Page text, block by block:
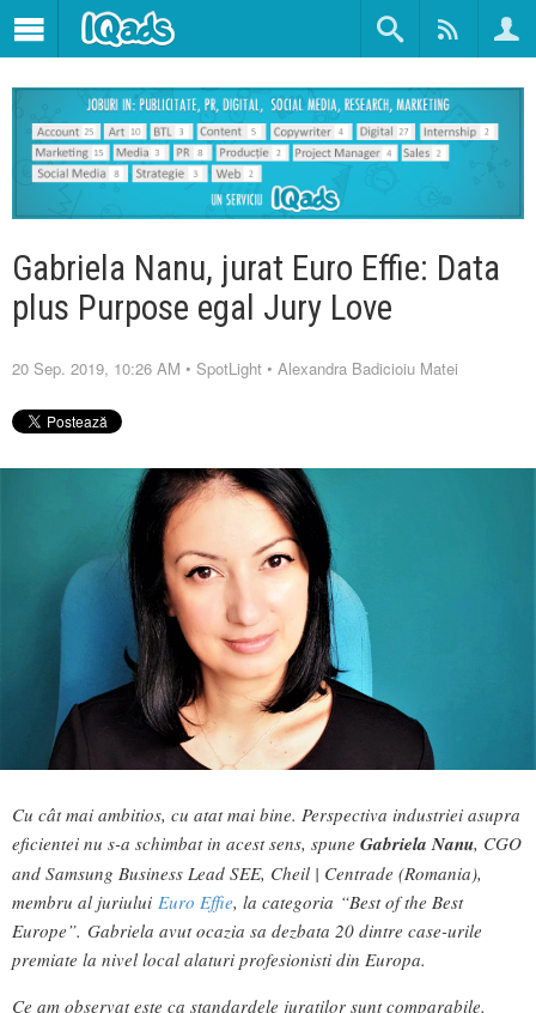
Gabriela Nanu, jurat Euro Effie: Data
plus Purpose egal Jury Love
20 Sep. 2019, 10:26 AM • SpotLight • Alexandra Badicioiu Matei
Cu cât mai ambitios, cu atat mai bine. Perspectiva industriei asupra
eficientei nu s-a schimbat in acest sens, spune Gabriela Nanu, CGO
and Samsung Business Lead SEE, Cheil | Centrade (Romania),
membru al juriului Euro Effie, la categoria “Best of the Best
Europe”. Gabriela avut ocazia sa dezbata 20 dintre case-urile
premiate la nivel local alaturi profesionisti din Europa.
Ce am observat este ca standardele juratilor sunt comparabile.